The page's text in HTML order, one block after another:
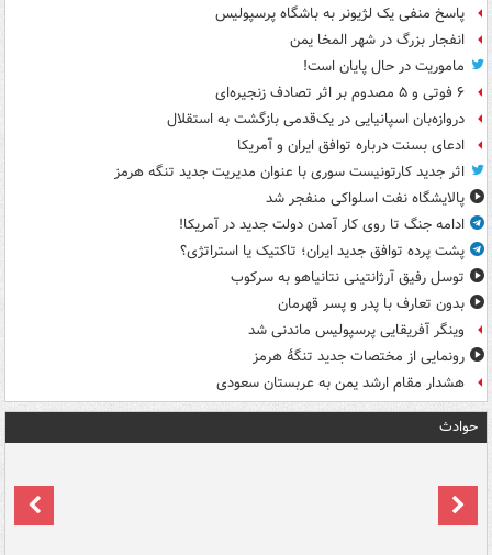
پاسخ منفی یک لژیونر به باشگاه پرسپولیس
انفجار بزرگ در شهر المخا یمن
ماموریت در حال پایان است!
۶ فوتی و ۵ مصدوم بر اثر تصادف زنجیره‌ای
دروازه‌بان اسپانیایی در یک‌قدمی بازگشت به استقلال
ادعای بسنت درباره توافق ایران و آمریکا
اثر جدید کارتونیست سوری با عنوان مدیریت جدید تنگه هرمز
پالایشگاه نفت اسلواکی منفجر شد
ادامه جنگ تا روی کار آمدن دولت جدید در آمریکا!
پشت پرده توافق جدید ایران؛ تاکتیک یا استراتژی؟
توسل رفیق آرژانتینی نتانیاهو به سرکوب
بدون تعارف با پدر و پسر قهرمان
وینگر آفریقایی پرسپولیس ماندنی شد
رونمایی از مختصات جدید تنگۀ هرمز
هشدار مقام ارشد یمن به عربستان سعودی
حوادث